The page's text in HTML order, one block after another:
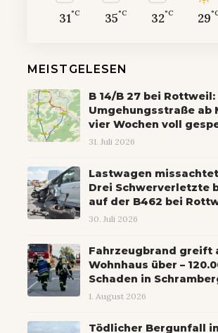
31°C 35°C 32°C 29
MEISTGELESEN
B 14/B 27 bei Rottweil:
Umgehungsstraße ab
vier Wochen voll
31. Juli 2026
Lastwagen
Drei Schwerverletzte
auf der B462 bei
30. Juli 2026
Fahrzeugbrand greift
Wohnhaus über –
Schaden in
1. August 2026
Tödlicher Bergunfall